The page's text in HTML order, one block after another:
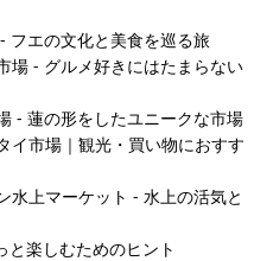
フエの文化と美食を巡る旅
場 - グルメ好きにはたまらない
- 蓮の形をしたユニークな市場
イ市場｜観光・買い物におすす
水上マーケット - 水上の活気と
と楽しむためのヒント